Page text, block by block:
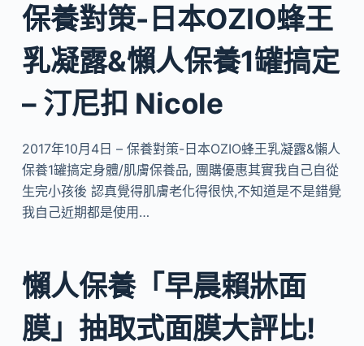
保養對策-日本OZIO蜂王
乳凝露&懶人保養1罐搞定
– 汀尼扣 Nicole
2017年10月4日 – 保養對策-日本OZIO蜂王乳凝露&懶人
保養1罐搞定身體/肌膚保養品, 團購優惠其實我自己自從
生完小孩後 認真覺得肌膚老化得很快,不知道是不是錯覺
我自己近期都是使用…
懶人保養「早晨賴牀面
膜」抽取式面膜大評比!